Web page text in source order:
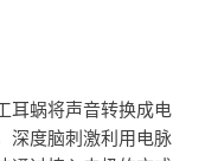
耳蜗将声音转换成电
深度脑刺激利用电脉